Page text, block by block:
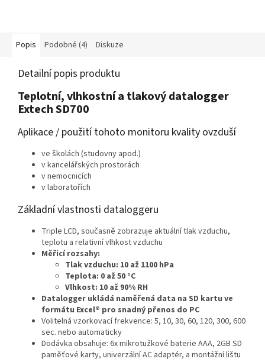
Popis Podobné (4) Diskuze
Detailní popis produktu
Teplotní, vlhkostní a tlakový datalogger
Extech SD700
Aplikace / použití tohoto monitoru kvality ovzduší
ve školách (studovny apod.)
v kancelářských prostorách
v nemocnicích
v laboratořích
Základní vlastnosti dataloggeru
Triple LCD, současně zobrazuje aktuální tlak vzduchu,
teplotu a relativní vlhkost vzduchu
Měřicí rozsahy:
Tlak vzduchu: 10 až 1100 hPa
Teplota: 0 až 50 °C
Vlhkost: 10 až 90% RH
Datalogger ukládá naměřená data na SD kartu ve
formátu Excel® pro snadný přenos do PC
Volitelná vzorkovací frekvence: 5, 10, 30, 60, 120, 300, 600
sec. nebo automaticky
Dodávka obsahuje: 6x mikrotužkové baterie AAA, 2GB SD
paměťové karty, univerzální AC adaptér, a montážní lištu